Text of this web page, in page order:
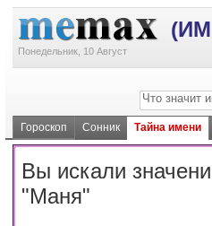
Понедельник, 10 Август
Гороскоп Сонник Тайна имени
Вы искали
"Маня"